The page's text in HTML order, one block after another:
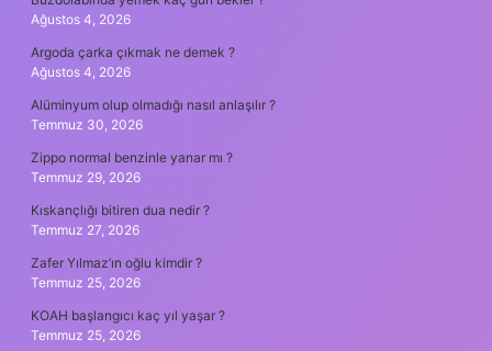
Ağustos 4, 2026
Argoda çarka çıkmak ne demek ?
Ağustos 4, 2026
Alüminyum olup olmadığı nasıl anlaşılır ?
Temmuz 30, 2026
Zippo normal benzinle yanar mı ?
Temmuz 29, 2026
Kıskançlığı bitiren dua nedir ?
Temmuz 27, 2026
Zafer Yılmaz’ın oğlu kimdir ?
Temmuz 25, 2026
KOAH başlangıcı kaç yıl yaşar ?
Temmuz 25, 2026